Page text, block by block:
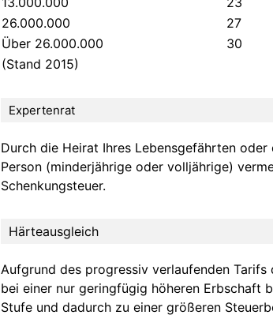
26.000.000
27
Über 26.000.000
30
(Stand 2015)
Expertenrat
Durch die Heirat Ihres Lebensgefährten
Person (minderjährige oder volljährige)
Schenkungsteuer.
Härteausgleich
Aufgrund des progressiv verlaufenden
bei einer nur geringfügig höheren Erbschaft
Stufe und dadurch zu einer größeren